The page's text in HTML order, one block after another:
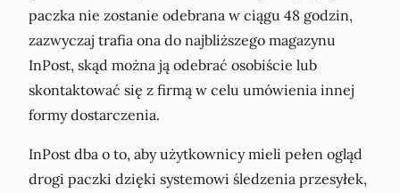
paczka nie zostanie odebrana w ciągu 48 godzin,
zazwyczaj trafia ona do najbliższego magazynu
InPost, skąd można ją odebrać osobiście lub
skontaktować się z firmą w celu umówienia innej
formy dostarczenia.
InPost dba o to, aby użytkownicy mieli pełen ogląd
drogi paczki dzięki systemowi śledzenia przesyłek,